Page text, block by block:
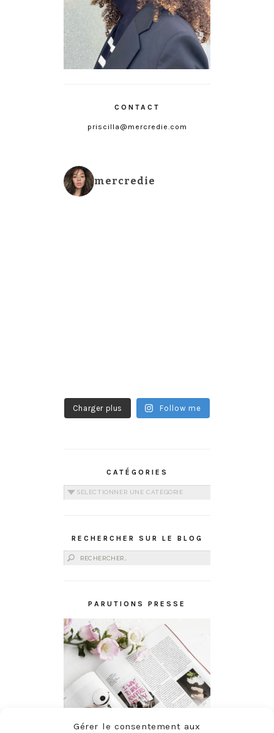
Gérer le consentement aux
CONTACT
priscilla@mercredie.com
mercredie
Charger plus Follow me
CATÉGORIES
Catégories
RECHERCHER SUR LE BLOG
Rechercher :
PARUTIONS PRESSE